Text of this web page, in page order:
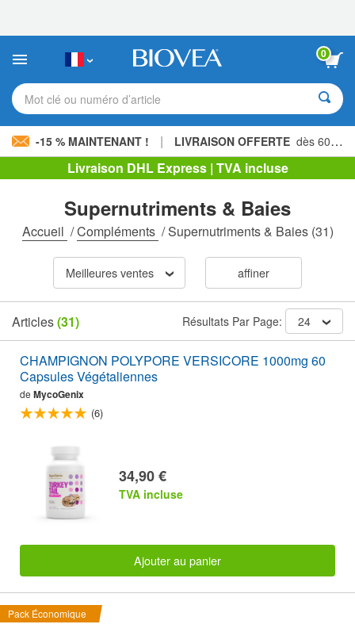
:
site
comprend
un
d'accessibilité.
0
Mot clé ou numéro d’article
-15 % MAINTENANT ! | LIVRAISON OFFERTE dès 60,00 € »
Livraison DHL Express | TVA incluse
Supernutriments & Baies
Accueil /Compléments /Supernutriments & Baies(31)
Meilleures ventes affiner
Articles(31) Résultats Par Page: 24
CHAMPIGNON POLYPORE VERSICORE 1000mg 60
Capsules Végétaliennes
de MycoGenix
(6)
34,90 €
TVA incluse
Ajouter au panier
Pack Économique